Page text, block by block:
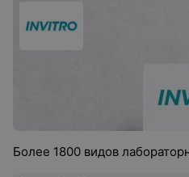
Более 1800 видов